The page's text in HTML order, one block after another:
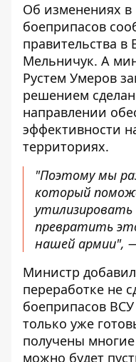
Об изменениях в
боеприпасов
правительства в
Мельничук. А
Рустем Умеров
решением
направлении
эффективности
территориях.
"Поэтому мы
который
превратить
нашей армии",
Министр
переработке не
боеприпасов ВСУ
только уже
получены
можно будет